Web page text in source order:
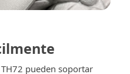
pueden soportar